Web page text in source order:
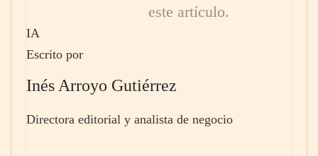
este artículo.
IA
Escrito por
Inés Arroyo Gutiérrez
Directora editorial y analista de negocio